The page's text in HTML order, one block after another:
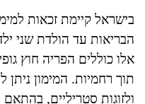
בישראל קיימת זכאות
הבריאות עד הולדת שני
אלו כוללים הפריה חוץ
ולזוגות סטריליים, בהתאם